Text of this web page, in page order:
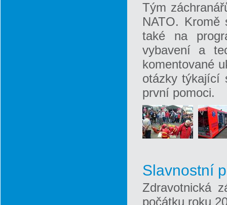
Tým
NATO. Kromě
také na
vybavení a
komentované
otázky týkající
první pomoci.
Slavnostní
Zdravotnická
počátku roku